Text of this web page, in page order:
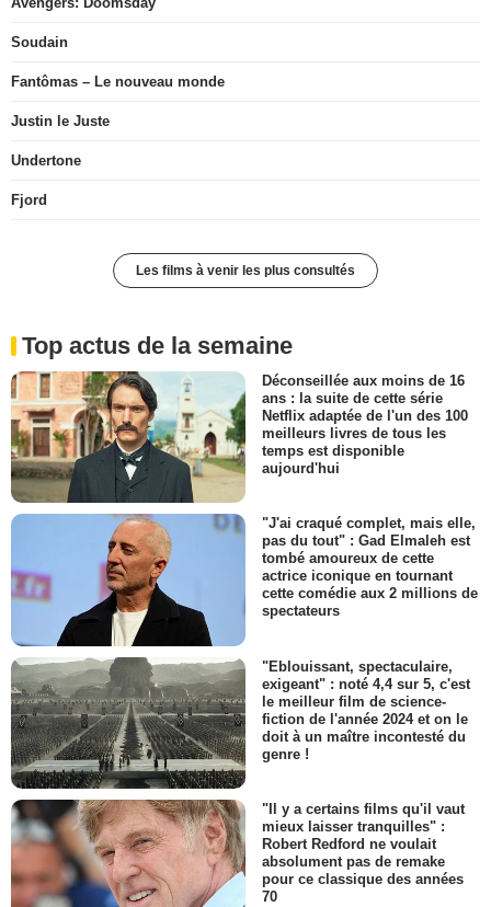
Soudain
Fantômas – Le nouveau monde
Justin le Juste
Undertone
Fjord
Les films à venir les plus consultés
Top actus de la semaine
Déconseillée aux moins de 16
ans : la suite de cette série
Netflix adaptée de l'un des 100
meilleurs livres de tous les
temps est disponible
aujourd'hui
"J'ai craqué complet, mais elle,
pas du tout" : Gad Elmaleh est
tombé amoureux de cette
actrice iconique en tournant
cette comédie aux 2 millions de
spectateurs
"Eblouissant, spectaculaire,
exigeant" : noté 4,4 sur 5, c'est
le meilleur film de science-
fiction de l'année 2024 et on le
doit à un maître incontesté du
genre !
"Il y a certains films qu'il vaut
mieux laisser tranquilles" :
Robert Redford ne voulait
absolument pas de remake
pour ce classique des années
70